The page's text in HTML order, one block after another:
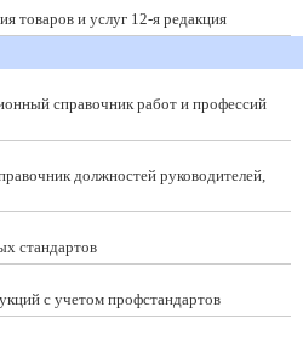
товаров и услуг 12-я редакция
справочник работ и профессий
должностей руководителей,
стандартов
с учетом профстандартов